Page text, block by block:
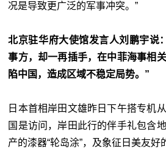
况是导致更广泛的军事冲突。”
北京驻华府大使馆发言人刘鹏宇说
事方，却一再插手，在中菲海事相
陷中国，造成区域不稳定局势。”
日本首相岸田文雄昨日下午搭专机
国是访问，岸田此行的伴手礼包含
产的漆器“轮岛涂”，及象征日美友好